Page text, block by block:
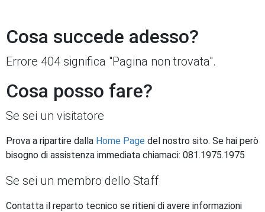
Cosa succede adesso?
Errore 404 significa "Pagina non trovata".
Cosa posso fare?
Se sei un visitatore
Prova a ripartire dalla Home Page del nostro sito. Se hai però
bisogno di assistenza immediata chiamaci: 081.1975.1975
Se sei un membro dello Staff
Contatta il reparto tecnico se ritieni di avere informazioni